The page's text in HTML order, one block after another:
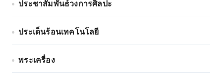
ประชาสัมพันธ์วงการศิลปะ
ประเด็นร้อนเทคโนโลยี
พระเครื่อง